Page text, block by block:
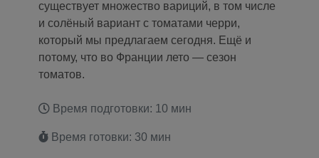
существует множество вариций, в том числе
и солёный вариант с томатами черри,
который мы предлагаем сегодня. Ещё и
потому, что во Франции лето — сезон
томатов.
Время подготовки: 10 мин
Время готовки: 30 мин